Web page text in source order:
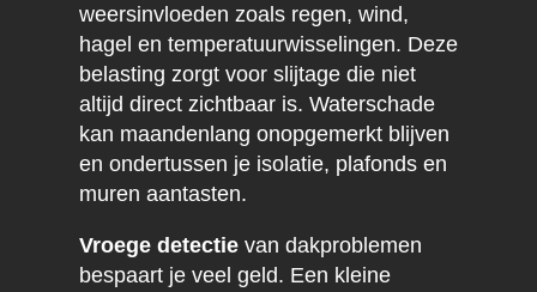
weersinvloeden zoals regen, wind,
hagel en temperatuurwisselingen. Deze
belasting zorgt voor slijtage die niet
altijd direct zichtbaar is. Waterschade
kan maandenlang onopgemerkt blijven
en ondertussen je isolatie, plafonds en
muren aantasten.
Vroege detectievan dakproblemen
bespaart je veel geld. Een kleine